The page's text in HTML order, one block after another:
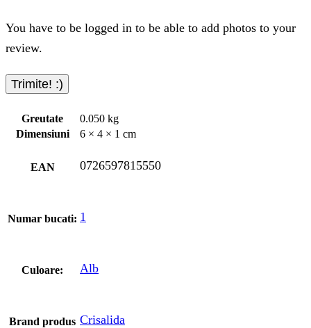
You have to be logged in to be able to add photos to your
review.
Greutate
0.050 kg
Dimensiuni
6 × 4 × 1 cm
EAN 0726597815550
Numar bucati: 1
Culoare: Alb
Brand produs Crisalida